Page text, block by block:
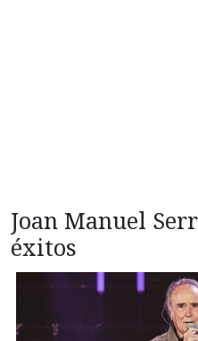
Joan Manuel
éxitos